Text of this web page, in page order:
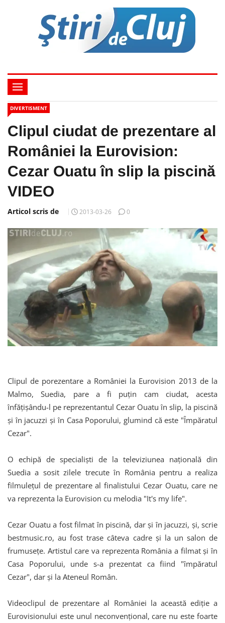
DIVERTISMENT
Clipul ciudat de prezentare al
României la Eurovision:
Cezar Ouatu în slip la piscină
VIDEO
Articol scris de 2013-03-26 0
Clipul de porezentare a României la Eurovision 2013 de la
Malmo, Suedia, pare a fi puțin cam ciudat, acesta
înfățișându-l pe reprezentantul Cezar Ouatu în slip, la piscină
şi în jacuzzi şi în Casa Poporului, glumind că este "Împăratul
Cezar".
O echipă de specialiști de la televiziunea națională din
Suedia a sosit zilele trecute în România pentru a realiza
filmulețul de prezentare al finalistului Cezar Ouatu, care ne
va reprezenta la Eurovision cu melodia "It's my life".
Cezar Ouatu a fost filmat în piscină, dar şi în jacuzzi, şi, scrie
bestmusic.ro, au fost trase câteva cadre şi la un salon de
frumuseţe. Artistul care va reprezenta România a filmat şi în
Casa Poporului, unde s-a prezentat ca fiind "împăratul
Cezar", dar şi la Ateneul Român.
Videoclipul de prezentare al României la această ediție a
Eurovisionului este unul neconvențional, care nu este foarte